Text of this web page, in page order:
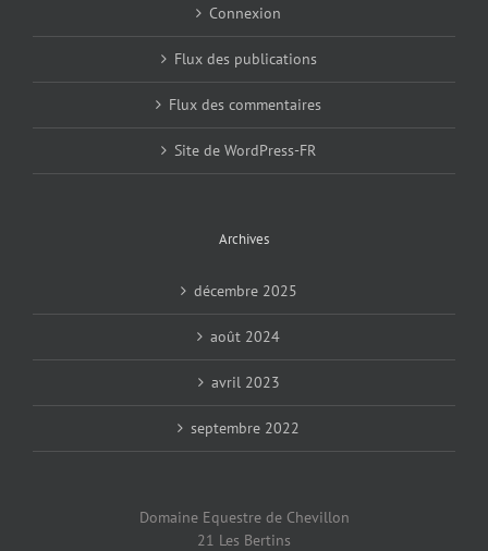
Connexion
Flux des publications
Flux des commentaires
Site de WordPress-FR
Archives
décembre 2025
août 2024
avril 2023
septembre 2022
Domaine Equestre de Chevillon
21 Les Bertins